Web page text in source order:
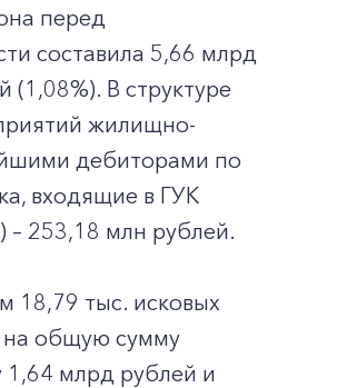
перед
составила 5,66 млрд
(1,08%). В структуре
жилищно-
дебиторами по
входящие в ГУК
253,18 млн рублей.
18,79 тыс. исковых
на общую сумму
1,64 млрд рублей и